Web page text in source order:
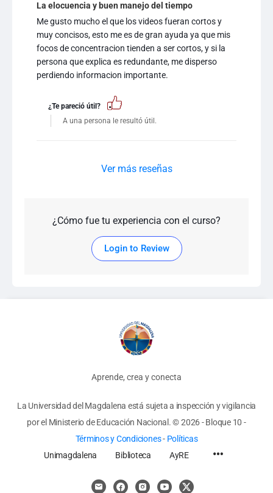
La elocuencia y buen manejo del tiempo
Me gusto mucho el que los videos fueran cortos y
muy concisos, esto me es de gran ayuda ya que mis
focos de concentracion tienden a ser cortos, y si la
persona que explica es redundante, me disperso
perdiendo informacion importante.
¿Te pareció útil?
A una persona le resultó útil.
Ver más reseñas
¿Cómo fue tu experiencia con el curso?
Login to Review
Aprende, crea y conecta
La Universidad del Magdalena está sujeta a inspección y vigilancia
por el Ministerio de Educación Nacional.© 2026 - Bloque 10 -
Términos y Condiciones- Políticas
Unimagdalena
Biblioteca AyRE